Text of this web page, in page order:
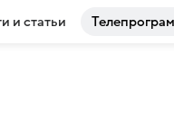
и статьи